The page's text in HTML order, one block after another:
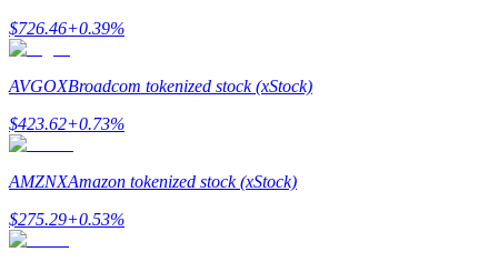
Mempertaruhkan
Pengembalian tinggi & akses instan
$726.46+0.39%
AVGOXBroadcom tokenized stock (xStock)
$423.62+0.73%
AMZNXAmazon tokenized stock (xStock)
$275.29+0.53%